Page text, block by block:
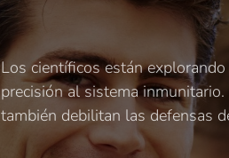
Los científicos están
precisión al sistema
también debilitan las defensas